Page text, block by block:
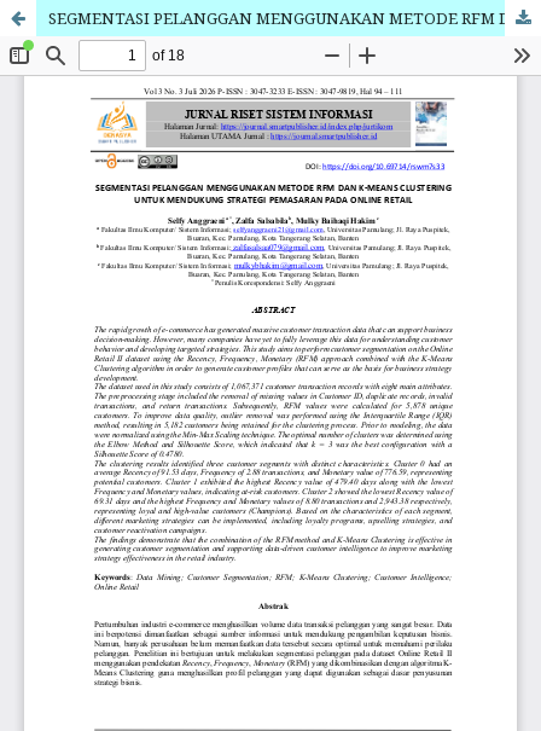
SEGMENTASI PELANGGAN MENGGUNAKAN METODE RFM DAN K-MEANS CLUSTERING UNTUK MENDUKUNG STRATEGI PEMASARAN PADA ONLINE RETAIL